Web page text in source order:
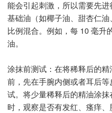
能会引起刺激，所以需要先
基础油（如椰子油、甜杏仁
比例混合。例如，每 10 毫升
油。
涂抹前测试：在将稀释后的
前，先在手腕内侧或者耳后
试。将少量稀释后的精油涂
时，观察是否有发红、瘙痒